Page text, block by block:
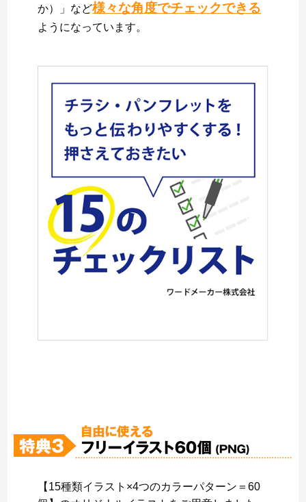
か）」など様々な角度でチェックできる
ようになっています。
【15種類イラスト×4つのカラーパターン＝60